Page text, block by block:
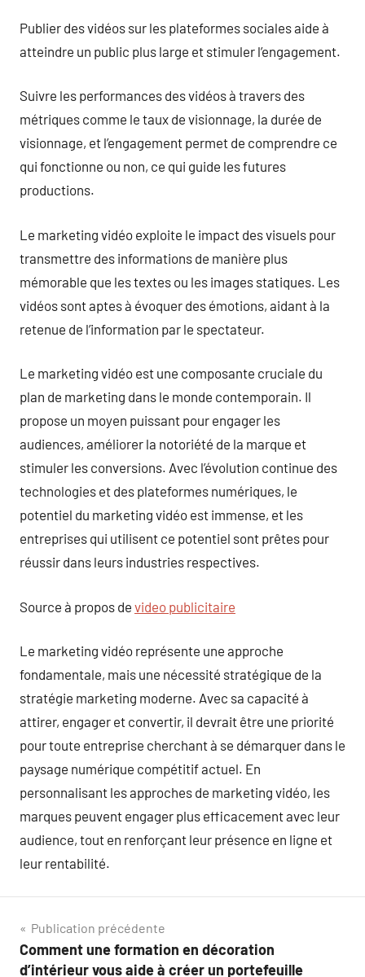
Publier des vidéos sur les plateformes sociales aide à
atteindre un public plus large et stimuler l’engagement.
Suivre les performances des vidéos à travers des
métriques comme le taux de visionnage, la durée de
visionnage, et l’engagement permet de comprendre ce
qui fonctionne ou non, ce qui guide les futures
productions.
Le marketing vidéo exploite le impact des visuels pour
transmettre des informations de manière plus
mémorable que les textes ou les images statiques. Les
vidéos sont aptes à évoquer des émotions, aidant à la
retenue de l’information par le spectateur.
Le marketing vidéo est une composante cruciale du
plan de marketing dans le monde contemporain. Il
propose un moyen puissant pour engager les
audiences, améliorer la notoriété de la marque et
stimuler les conversions. Avec l’évolution continue des
technologies et des plateformes numériques, le
potentiel du marketing vidéo est immense, et les
entreprises qui utilisent ce potentiel sont prêtes pour
réussir dans leurs industries respectives.
Source à propos de video publicitaire
Le marketing vidéo représente une approche
fondamentale, mais une nécessité stratégique de la
stratégie marketing moderne. Avec sa capacité à
attirer, engager et convertir, il devrait être une priorité
pour toute entreprise cherchant à se démarquer dans le
paysage numérique compétitif actuel. En
personnalisant les approches de marketing vidéo, les
marques peuvent engager plus efficacement avec leur
audience, tout en renforçant leur présence en ligne et
leur rentabilité.
Navigation
de
Publication précédente
Comment une formation en décoration
d’intérieur vous aide à créer un portefeuille